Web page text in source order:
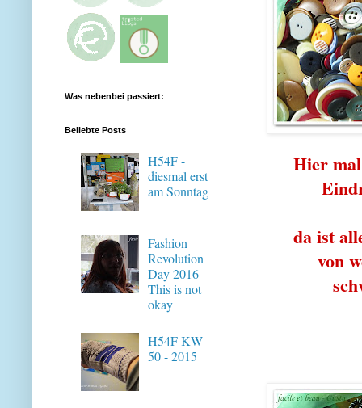
Hier
da ist
von
Was nebenbei passiert:
Beliebte Posts
H54F -
diesmal erst
am Sonntag
Fashion
Revolution
Day 2016 -
This is not
okay
H54F KW
50 - 2015